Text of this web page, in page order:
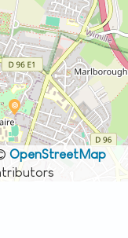
OpenStreetMap